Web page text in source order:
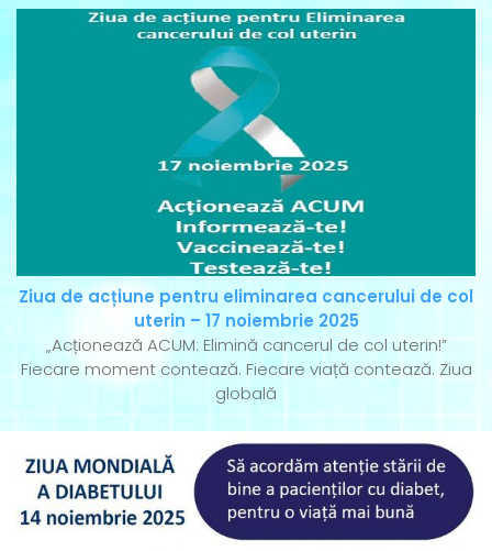
Ziua de acțiune pentru eliminarea cancerului de col
uterin – 17 noiembrie 2025
„Acționează ACUM: Elimină cancerul de col uterin!”
Fiecare moment contează. Fiecare viață contează. Ziua
globală